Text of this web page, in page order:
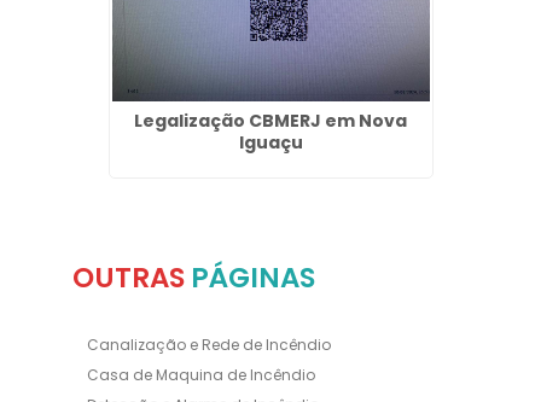
Legalização CBMERJ em Nova
Iguaçu
OUTRAS PÁGINAS
Canalização e Rede de Incêndio
Casa de Maquina de Incêndio